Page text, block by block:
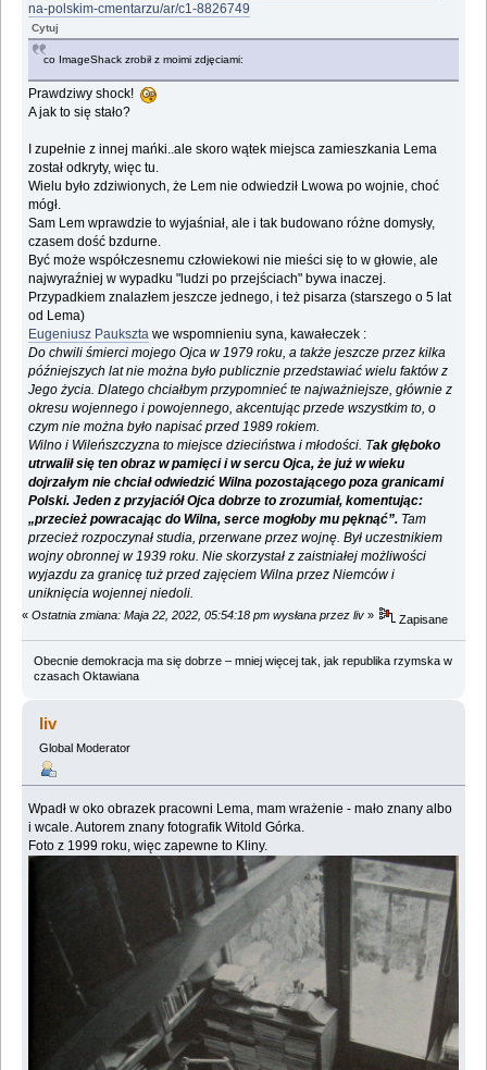
na-polskim-cmentarzu/ar/c1-8826749
Cytuj
co ImageShack zrobił z moimi zdjęciami:
Prawdziwy shock!
A jak to się stało?
I zupełnie z innej mańki..ale skoro wątek miejsca zamieszkania Lema
został odkryty, więc tu.
Wielu było zdziwionych, że Lem nie odwiedził Lwowa po wojnie, choć
mógł.
Sam Lem wprawdzie to wyjaśniał, ale i tak budowano różne domysły,
czasem dość bzdurne.
Być może współczesnemu człowiekowi nie mieści się to w głowie, ale
najwyraźniej w wypadku "ludzi po przejściach" bywa inaczej.
Przypadkiem znalazłem jeszcze jednego, i też pisarza (starszego o 5 lat
od Lema)
Eugeniusz Paukszta we wspomnieniu syna, kawałeczek :
Do chwili śmierci mojego Ojca w 1979 roku, a także jeszcze przez kilka
późniejszych lat nie można było publicznie przedstawiać wielu faktów z
Jego życia. Dlatego chciałbym przypomnieć te najważniejsze, głównie z
okresu wojennego i powojennego, akcentując przede wszystkim to, o
czym nie można było napisać przed 1989 rokiem.
Wilno i Wileńszczyzna to miejsce dzieciństwa i młodości. Tak głęboko
utrwalił się ten obraz w pamięci i w sercu Ojca, że już w wieku
dojrzałym nie chciał odwiedzić Wilna pozostającego poza granicami
Polski. Jeden z przyjaciół Ojca dobrze to zrozumiał, komentując:
„przecież powracając do Wilna, serce mogłoby mu pęknąć”. Tam
przecież rozpoczynał studia, przerwane przez wojnę. Był uczestnikiem
wojny obronnej w 1939 roku. Nie skorzystał z zaistniałej możliwości
wyjazdu za granicę tuż przed zajęciem Wilna przez Niemców i
uniknięcia wojennej niedoli.
« Ostatnia zmiana: Maja 22, 2022, 05:54:18 pm wysłana przez liv » Zapisane
Obecnie demokracja ma się dobrze – mniej więcej tak, jak republika rzymska w
czasach Oktawiana
liv
Global Moderator
Wpadł w oko obrazek pracowni Lema, mam wrażenie - mało znany albo
i wcale. Autorem znany fotografik Witold Górka.
Foto z 1999 roku, więc zapewne to Kliny.